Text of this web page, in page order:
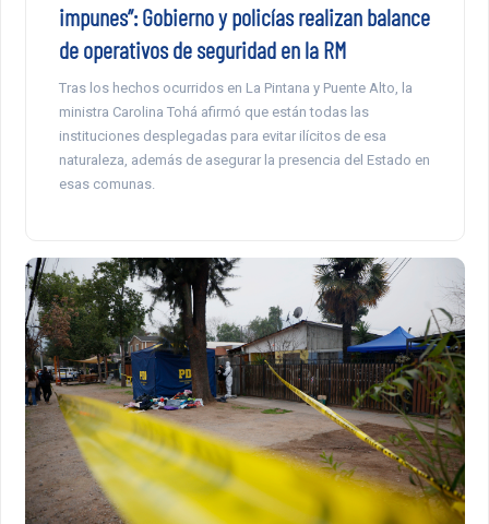
impunes”: Gobierno y policías realizan balance
de operativos de seguridad en la RM
Tras los hechos ocurridos en La Pintana y Puente Alto, la
ministra Carolina Tohá afirmó que están todas las
instituciones desplegadas para evitar ilícitos de esa
naturaleza, además de asegurar la presencia del Estado en
esas comunas.